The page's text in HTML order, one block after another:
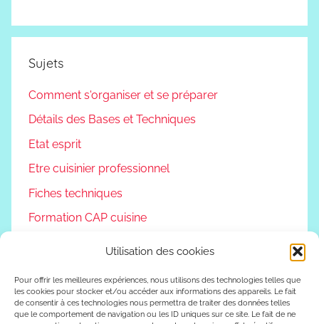
Utilisation des cookies
Pour offrir les meilleures expériences, nous utilisons des technologies telles que
les cookies pour stocker et/ou accéder aux informations des appareils. Le fait
de consentir à ces technologies nous permettra de traiter des données telles
que le comportement de navigation ou les ID uniques sur ce site. Le fait de ne
Sujets
Comment s'organiser et se préparer
Détails des Bases et Techniques
Etat esprit
Etre cuisinier professionnel
Fiches techniques
Formation CAP cuisine
Reconversion professionnelle
Vivre autrement